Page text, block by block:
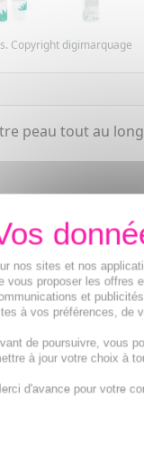
Copyright digimarquage
peau tout au
nos sites et nos
vous proposer les offres
et
à vos préférences, de
de poursuivre, vous
à jour votre choix à
d'avance pour votre